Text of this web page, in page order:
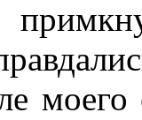
моего